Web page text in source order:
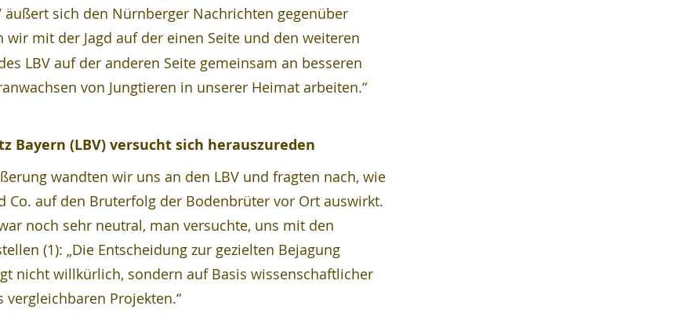
äußert sich den Nürnberger Nachrichten gegenüber
wir mit der Jagd auf der einen Seite und den weiteren
LBV auf der anderen Seite gemeinsam an besseren
von Jungtieren in unserer Heimat arbeiten.“
Bayern (LBV) versucht sich herauszureden
wandten wir uns an den LBV und fragten nach, wie
Co. auf den Bruterfolg der Bodenbrüter vor Ort auswirkt.
noch sehr neutral, man versuchte, uns mit den
(1): „Die Entscheidung zur gezielten Bejagung
nicht willkürlich, sondern auf Basis wissenschaftlicher
Projekten.“